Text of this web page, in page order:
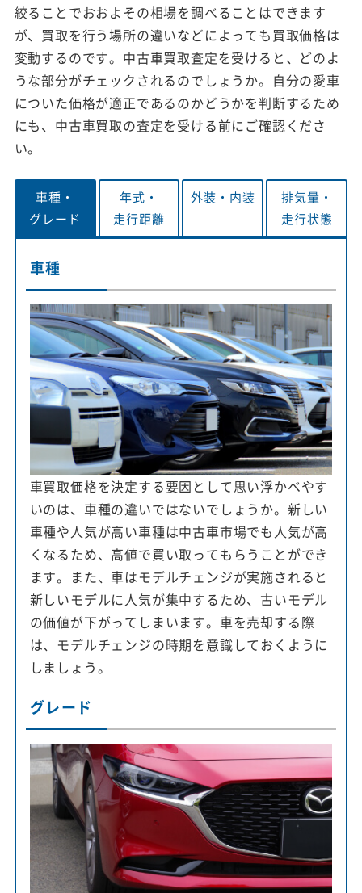
絞ることでおおよその相場を調べることはできます
が、買取を行う場所の違いなどによっても買取価格は
変動するのです。中古車買取査定を受けると、どのよ
うな部分がチェックされるのでしょうか。自分の愛車
についた価格が適正であるのかどうかを判断するため
にも、中古車買取の査定を受ける前にご確認くださ
い。
車種・
グレード
年式・
走行距離
外装・ 内装
排気量・
走行状態
車種
車買取価格を決定する要因として思い浮かべやす
いのは、車種の違いではないでしょうか。新しい
車種や人気が高い車種は中古車市場でも人気が高
くなるため、高値で買い取ってもらうことができ
ます。また、車はモデルチェンジが実施されると
新しいモデルに人気が集中するため、古いモデル
の価値が下がってしまいます。車を売却する際
は、モデルチェンジの時期を意識しておくように
しましょう。
グレード